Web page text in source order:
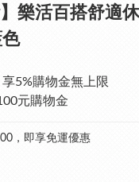
】樂活百搭舒適
5%購物金無上限
元購物金
，即享免運優惠